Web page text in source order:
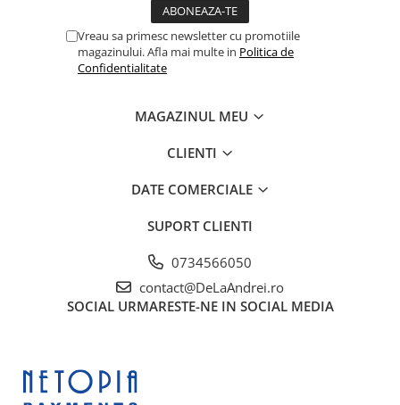
Vreau sa primesc newsletter cu promotiile
magazinului. Afla mai multe in Politica de
Confidentialitate
MAGAZINUL MEU
CLIENTI
DATE COMERCIALE
SUPORT CLIENTI
0734566050
contact@DeLaAndrei.ro
SOCIAL URMARESTE-NE IN SOCIAL MEDIA